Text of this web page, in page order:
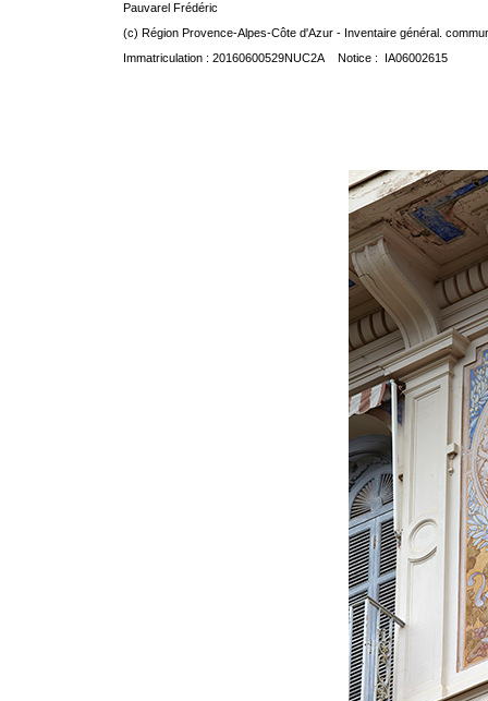
Pauvarel Frédéric
(c) Région Provence-Alpes-Côte d'Azur - Inventaire général.
Immatriculation : 20160600529NUC2A Notice : IA06002615